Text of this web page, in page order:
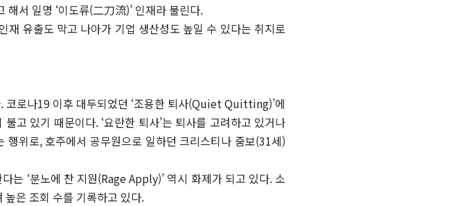
서 일명 ‘이도류(二刀流)’ 인재라 불린다.
재 유출도 막고 나아가 기업 생산성도 높일 수 있다는 취지로
코로나19 이후 대두되었던 ‘조용한 퇴사(Quiet Quitting)’에
고 있기 때문이다. ‘요란한 퇴사’는 퇴사를 고려하고 있거나
위로, 호주에서 공무원으로 일하던 크리스티나 줌보(31세)
는 ‘분노에 찬 지원(Rage Apply)’ 역시 화제가 되고 있다. 소
은 조회 수를 기록하고 있다.